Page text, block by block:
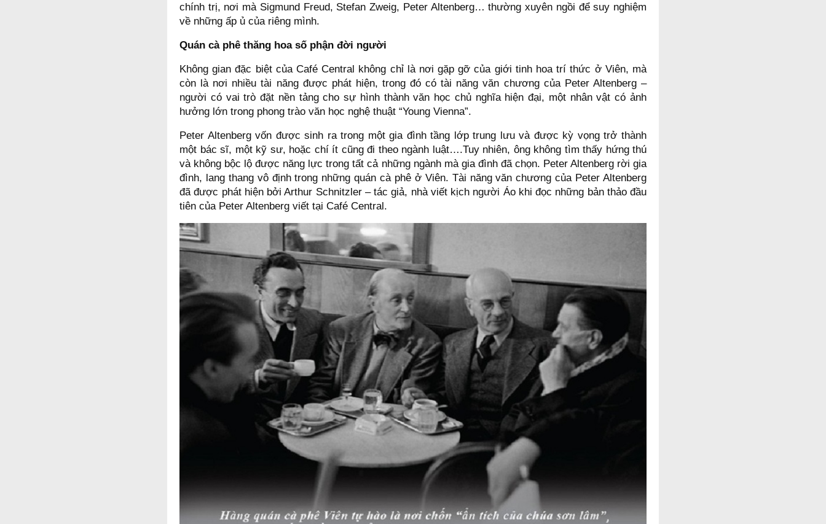
chính trị, nơi mà Sigmund Freud, Stefan Zweig, Peter Altenberg… thường xuyên ngồi để suy nghiệm
về những ấp ủ của riêng mình.
Quán cà phê thăng hoa số phận đời người
Không gian đặc biệt của Café Central không chỉ là nơi gặp gỡ của giới tinh hoa trí thức ở Viên, mà
còn là nơi nhiều tài năng được phát hiện, trong đó có tài năng văn chương của Peter Altenberg –
người có vai trò đặt nền tảng cho sự hình thành văn học chủ nghĩa hiện đại, một nhân vật có ảnh
hưởng lớn trong phong trào văn học nghệ thuật “Young Vienna”.
Peter Altenberg vốn được sinh ra trong một gia đình tầng lớp trung lưu và được kỳ vọng trở thành
một bác sĩ, một kỹ sư, hoặc chí ít cũng đi theo ngành luật….Tuy nhiên, ông không tìm thấy hứng thú
và không bộc lộ được năng lực trong tất cả những ngành mà gia đình đã chọn. Peter Altenberg rời gia
đình, lang thang vô định trong những quán cà phê ở Viên. Tài năng văn chương của Peter Altenberg
đã được phát hiện bởi Arthur Schnitzler – tác giả, nhà viết kịch người Áo khi đọc những bản thảo đầu
tiên của Peter Altenberg viết tại Café Central.